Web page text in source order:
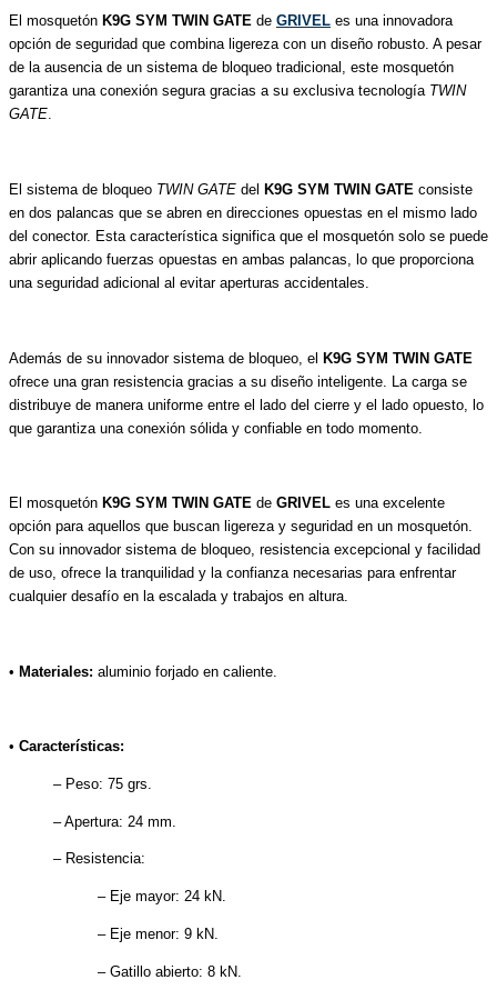
El mosquetón K9G SYM TWIN GATE de GRIVEL es una innovadora
opción de seguridad que combina ligereza con un diseño robusto. A pesar
de la ausencia de un sistema de bloqueo tradicional, este mosquetón
garantiza una conexión segura gracias a su exclusiva tecnología TWIN
GATE.
El sistema de bloqueo TWIN GATE del K9G SYM TWIN GATE consiste
en dos palancas que se abren en direcciones opuestas en el mismo lado
del conector. Esta característica significa que el mosquetón solo se puede
abrir aplicando fuerzas opuestas en ambas palancas, lo que proporciona
una seguridad adicional al evitar aperturas accidentales.
Además de su innovador sistema de bloqueo, el K9G SYM TWIN GATE
ofrece una gran resistencia gracias a su diseño inteligente. La carga se
distribuye de manera uniforme entre el lado del cierre y el lado opuesto, lo
que garantiza una conexión sólida y confiable en todo momento.
El mosquetón K9G SYM TWIN GATE de GRIVEL es una excelente
opción para aquellos que buscan ligereza y seguridad en un mosquetón.
Con su innovador sistema de bloqueo, resistencia excepcional y facilidad
de uso, ofrece la tranquilidad y la confianza necesarias para enfrentar
cualquier desafío en la escalada y trabajos en altura.
• Materiales: aluminio forjado en caliente.
• Características:
– Peso: 75 grs.
– Apertura: 24 mm.
– Resistencia:
– Eje mayor: 24 kN.
– Eje menor: 9 kN.
– Gatillo abierto: 8 kN.